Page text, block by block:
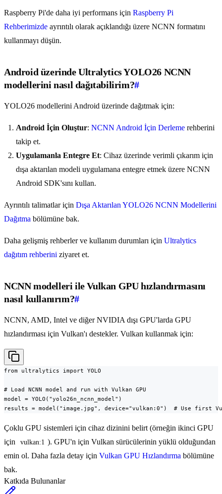
Raspberry Pi'de daha iyi performans için Raspberry Pi
Rehberimizde ayrıntılı olarak açıklandığı üzere NCNN formatını
kullanmayı düşün.
Android üzerinde Ultralytics YOLO26 NCNN
modellerini nasıl dağıtabilirim?#
YOLO26 modellerini Android üzerinde dağıtmak için:
Android İçin Oluştur: NCNN Android İçin Derleme rehberini
takip et.
Uygulamanla Entegre Et: Cihaz üzerinde verimli çıkarım için
dışa aktarılan modeli uygulamana entegre etmek üzere NCNN
Android SDK'sını kullan.
Ayrıntılı talimatlar için Dışa Aktarılan YOLO26 NCNN Modellerini
Dağıtma bölümüne bak.
Daha gelişmiş rehberler ve kullanım durumları için Ultralytics
dağıtım rehberini ziyaret et.
NCNN modelleri ile Vulkan GPU hızlandırmasını
nasıl kullanırım?#
NCNN, AMD, Intel ve diğer NVIDIA dışı GPU'larda GPU
hızlandırması için Vulkan'ı destekler. Vulkan kullanmak için:
from ultralytics import YOLO
# Load NCNN model and run with Vulkan GPU
model = YOLO("yolo26n_ncnn_model")
results = model("image.jpg", device="vulkan:0")  # Use first
Çoklu GPU sistemleri için cihaz dizinini belirt (örneğin ikinci GPU
için
vulkan:1 ). GPU'n için Vulkan sürücülerinin yüklü olduğundan
emin ol. Daha fazla detay için Vulkan GPU Hızlandırma bölümüne
bak.
Katkıda Bulunanlar